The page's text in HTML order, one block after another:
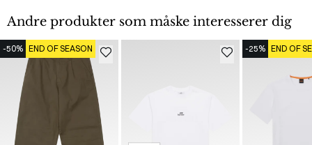
Andre produkter som måske interesserer dig
-50% END OF SEASON -25% END OF